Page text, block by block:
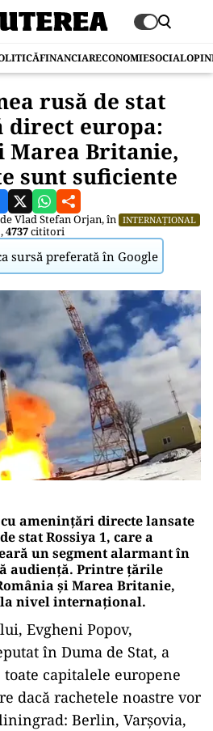
FINANCIARECONOMIESOCIAL
rusă de stat
direct europa:
Marea Britanie,
sunt suficiente
Vlad Stefan Orjan, în INTERNAȚIONAL
,4737cititori
sursă preferată în Google
amenințări directe lansate
stat Rossiya 1, care a
un segment alarmant în
audiență. Printre țările
și Marea Britanie,
nivel internațional.
Evgheni Popov,
în Duma de Stat, a
capitalele europene
dacă rachetele noastre vor
Berlin, Varșovia,